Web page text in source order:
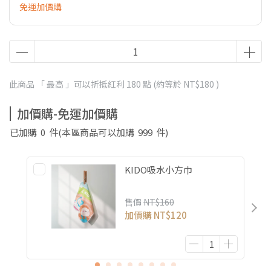
免運加價購
此商品 「 最高 」可以折抵紅利 180 點 (約等於 NT$180 )
加價購-免運加價購
已加購 0 件(本區商品可以加購 999 件)
KIDO吸水小方巾
售價 NT$160
加價購NT$120